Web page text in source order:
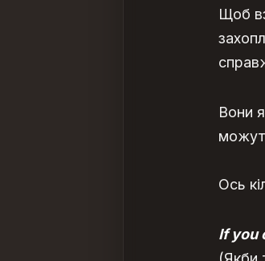
Щоб
Вони
Ось
If you